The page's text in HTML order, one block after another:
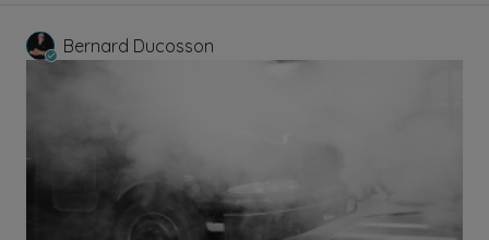
Bernard Ducosson